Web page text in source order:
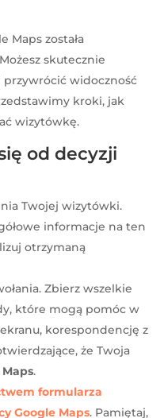
Maps została
skutecznie
przywrócić widoczność
kroki, jak
wizytówkę.
od decyzji
Twojej wizytówki.
informacje na ten
otrzymaną
Zbierz wszelkie
które mogą pomóc w
korespondencję z
że Twoja
.
formularza
Google Maps. Pamiętaj,